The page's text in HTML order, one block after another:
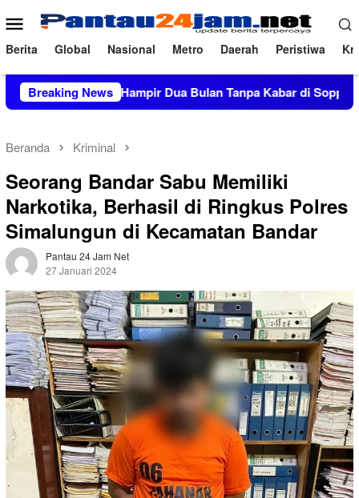
ke
konten
Menu
Mobile
Berita Global Nasional Metro Daerah Peristiwa
Breaking News
Miliar, Hampir Dua Bulan Tanpa Kabar di Soppeng
Beranda Kriminal
Seorang Bandar Sabu Memiliki
Narkotika, Berhasil di Ringkus Polres
Simalungun di Kecamatan Bandar
Pantau 24 Jam Net
27 Januari 2024